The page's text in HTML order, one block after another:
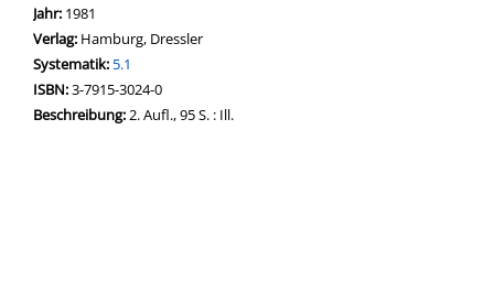
Jahr: 1981
Verlag: Hamburg, Dressler
opens in new tab
Diesen Link in neuem Tab öffnen
Systematik: Suche nach dieser Systematik
5.1
Suche nach diesem Interessenskreis
ISBN:3-7915-3024-0
Beschreibung:2. Aufl., 95 S. : Ill.